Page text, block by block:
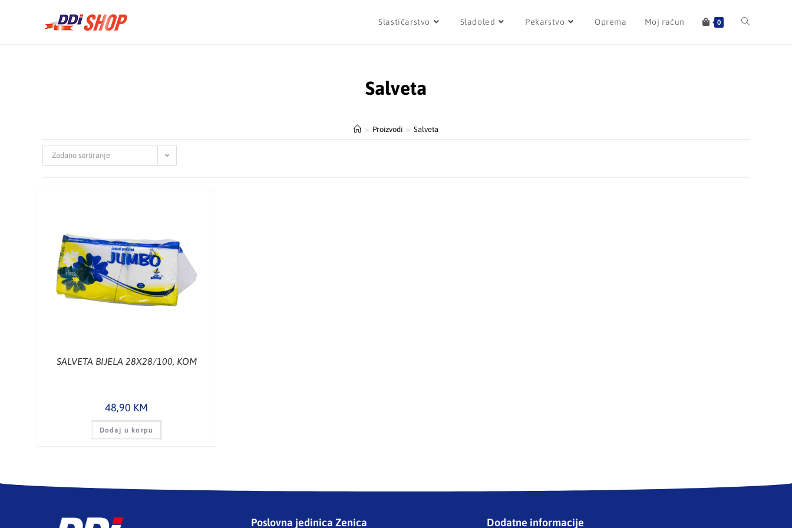
Slastičarstvo Sladoled Pekarstvo Oprema Moj račun 0
Salveta
> Proizvodi > Salveta
Zadano sortiranje
SALVETA BIJELA 28X28/100, KOM
48,90 KM
Dodaj u korpu
Poslovna jedinica Zenica Dodatne informacije